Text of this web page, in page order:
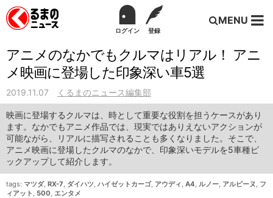
ログイン 登録
MENU
アニメのなかでもクルマはリアル！ アニ
メ映画に登場した印象深い車5選
2019.11.07 くるまのニュース編集部
映画に登場するクルマは、時として重要な役割を担うケースがあり
ます。なかでもアニメ作品では、現実ではありえないアクションが
可能ながら、リアルに描写されることも多くなりました。そこで、
アニメ映画に登場したクルマのなかで、印象深いモデルを5車種ピ
ックアップして紹介します。
tags: マツダ, RX-7, ダイハツ, ハイゼットカーゴ, アウディ , A4, ルノー, アルピーヌ , フ
ィアット , 500, エンタメ